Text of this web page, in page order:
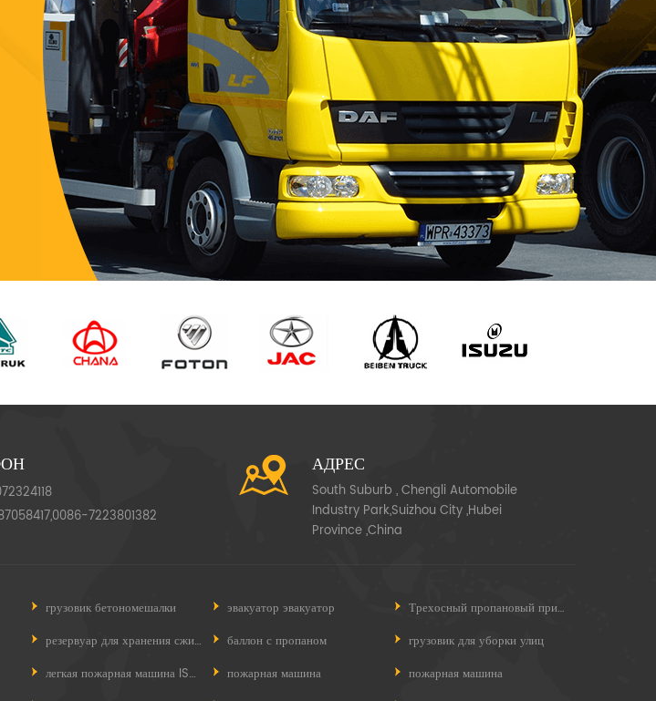
7223801382
АДРЕС
South Suburb , Chengli Automobile
Industry Park,Suizhou City ,Hubei
Province ,China
грузовик бетономешалки эвакуатор эвакуатор
Трехосный пропановый прицеп
резервуар для хранения сжиженного нефтяного газа баллон с пропаном
грузовик для уборки улиц
легкая пожарная машина ISUZU пожарная машина
пожарная машина